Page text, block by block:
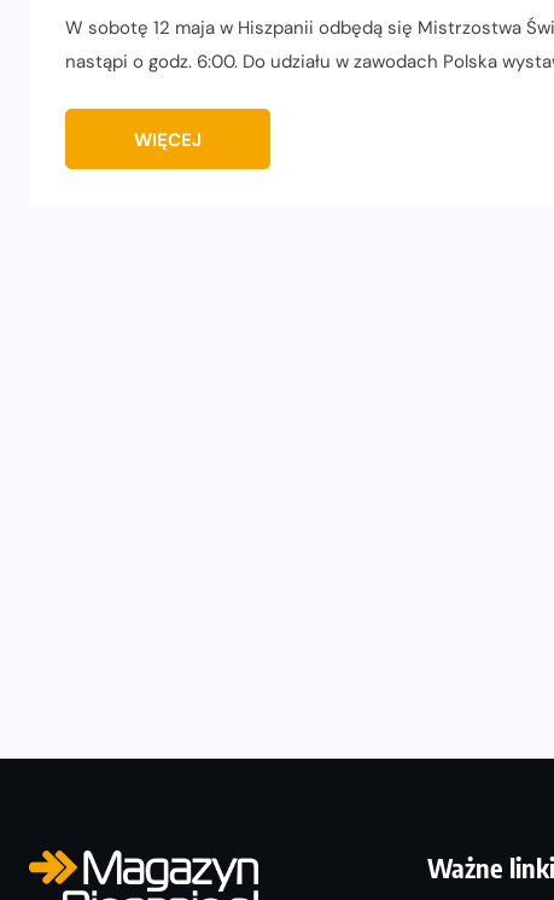
W sobotę 12 maja w Hiszpanii odbędą się Mistrzostwa
nastąpi o godz. 6:00. Do udziału w zawodach Polska
WIĘCEJ
Ważne linki